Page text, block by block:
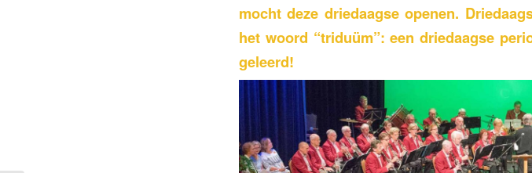
mocht deze driedaagse openen.
het woord “triduüm”: een driedaagse
geleerd!